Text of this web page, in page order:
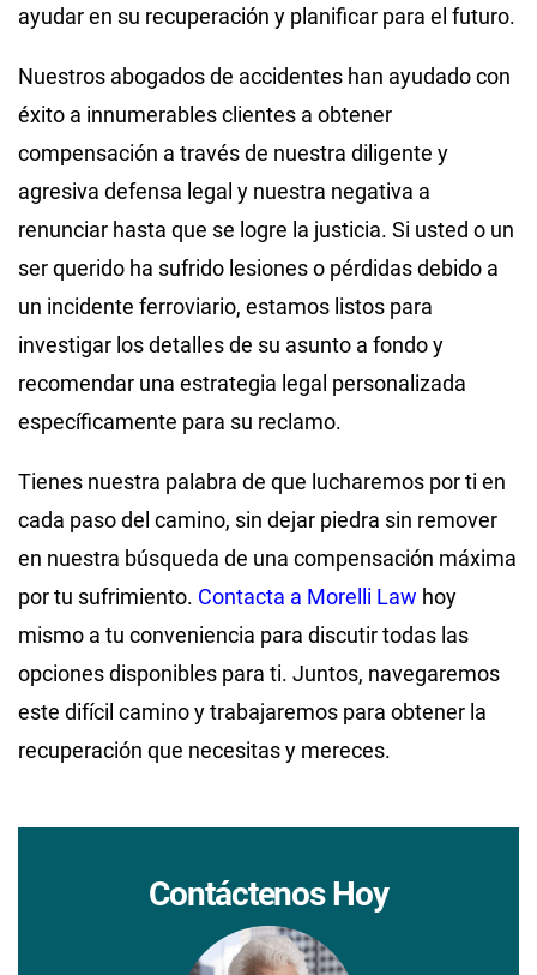
ayudar en su recuperación y planificar para el futuro.
Nuestros abogados de accidentes han ayudado con
éxito a innumerables clientes a obtener
compensación a través de nuestra diligente y
agresiva defensa legal y nuestra negativa a
renunciar hasta que se logre la justicia. Si usted o un
ser querido ha sufrido lesiones o pérdidas debido a
un incidente ferroviario, estamos listos para
investigar los detalles de su asunto a fondo y
recomendar una estrategia legal personalizada
específicamente para su reclamo.
Tienes nuestra palabra de que lucharemos por ti en
cada paso del camino, sin dejar piedra sin remover
en nuestra búsqueda de una compensación máxima
por tu sufrimiento. Contacta a Morelli Law hoy
mismo a tu conveniencia para discutir todas las
opciones disponibles para ti. Juntos, navegaremos
este difícil camino y trabajaremos para obtener la
recuperación que necesitas y mereces.
Contáctenos Hoy